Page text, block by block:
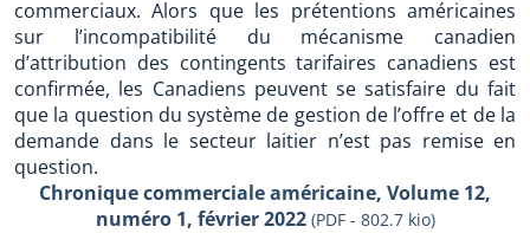
commerciaux. Alors que les prétentions américaines
sur l’incompatibilité du mécanisme canadien
d’attribution des contingents tarifaires canadiens est
confirmée, les Canadiens peuvent se satisfaire du fait
que la question du système de gestion de l’offre et de la
demande dans le secteur laitier n’est pas remise en
question.
Chronique commerciale américaine, Volume 12,
numéro 1, février 2022 (PDF - 802.7 kio)